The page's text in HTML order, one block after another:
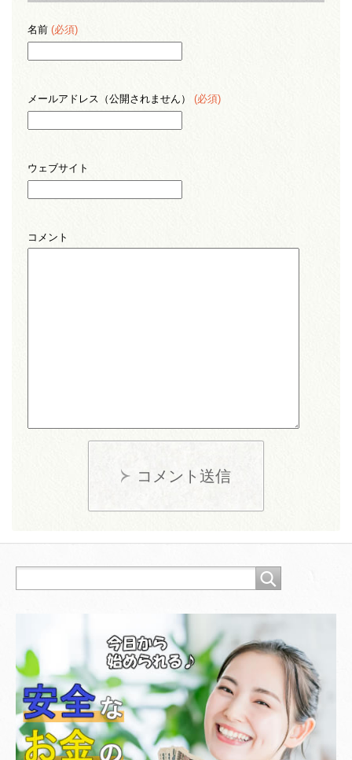
名前 (必須)
メールアドレス（公開されません） (必須)
ウェブサイト
コメント
コメント送信